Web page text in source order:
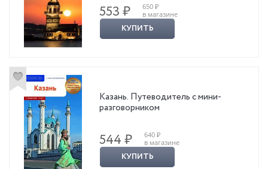
553 ₽
650 ₽
в магазине
КУПИТЬ
Казань. Путеводитель с мини-
разговорником
544 ₽
640 ₽
в магазине
КУПИТЬ